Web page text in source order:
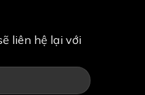
liên hệ lại với